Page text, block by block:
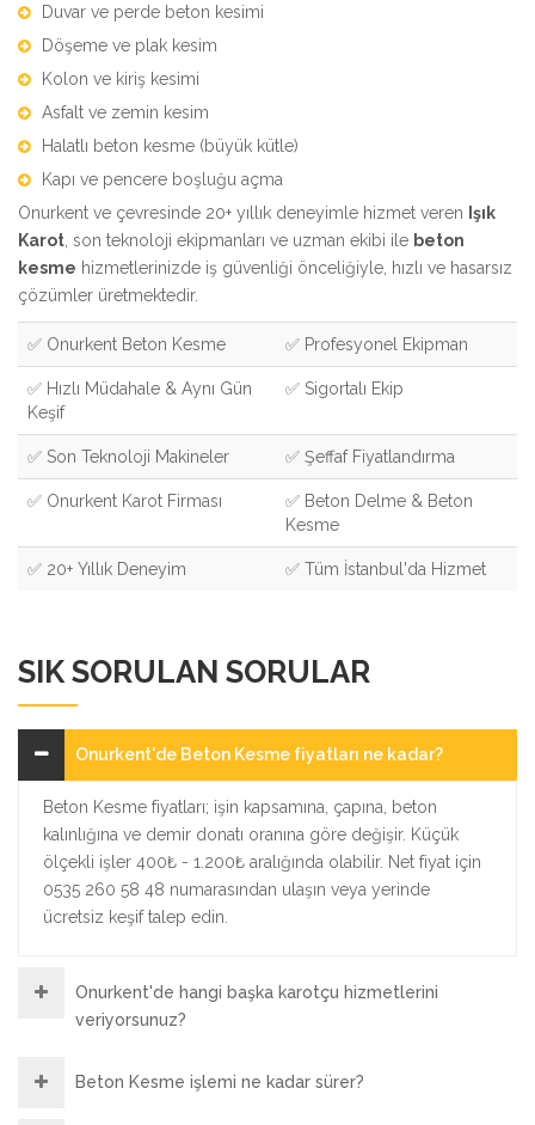
Duvar ve perde beton kesimi
Döşeme ve plak kesim
Kolon ve kiriş kesimi
Asfalt ve zemin kesim
Halatlı beton kesme (büyük kütle)
Kapı ve pencere boşluğu açma
Onurkent ve çevresinde 20+ yıllık deneyimle hizmet veren Işık
Karot , son teknoloji ekipmanları ve uzman ekibi ile beton
kesme hizmetlerinizde iş güvenliği önceliğiyle, hızlı ve hasarsız
çözümler üretmektedir.
✅ Onurkent Beton Kesme ✅ Profesyonel Ekipman
✅ Hızlı Müdahale & Aynı Gün
Keşif
✅ Sigortalı Ekip
✅ Son Teknoloji Makineler ✅ Şeffaf Fiyatlandırma
✅ Onurkent Karot Firması
✅ Beton Delme & Beton
Kesme
✅ 20+ Yıllık Deneyim ✅ Tüm İstanbul'da Hizmet
SIK SORULAN SORULAR
Onurkent'de Beton Kesme fiyatları ne kadar?
Beton Kesme fiyatları; işin kapsamına, çapına, beton
kalınlığına ve demir donatı oranına göre değişir. Küçük
ölçekli işler 400₺ - 1.200₺ aralığında olabilir. Net fiyat için
0535 260 58 48 numarasından ulaşın veya yerinde
ücretsiz keşif talep edin.
Onurkent'de hangi başka karotçu hizmetlerini
veriyorsunuz?
Beton Kesme işlemi ne kadar sürer?